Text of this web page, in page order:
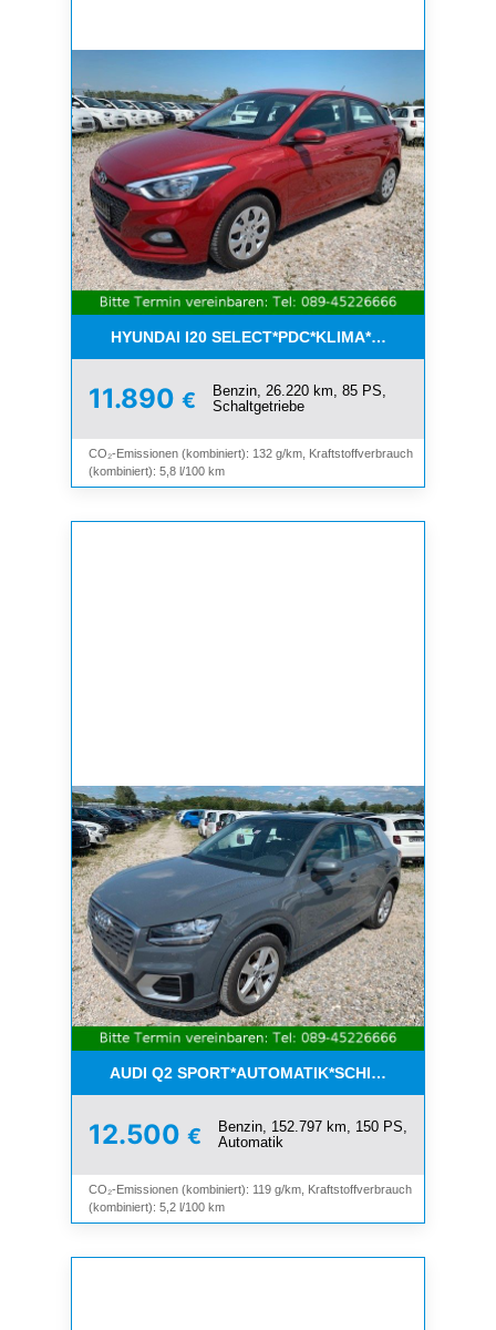
HYUNDAI I20 SELECT*PDC*KLIMA*ESP*8-
11.890 €
Benzin, 26.220 km, 85 PS,
Schaltgetriebe
CO₂-Emissionen (kombiniert): 132 g/km, Kraftstoffverbrauch
(kombiniert): 5,8 l/100 km
AUDI Q2 SPORT*AUTOMATIK*SCHIEBEDACH*8-
12.500 €
Benzin, 152.797 km, 150 PS,
Automatik
CO₂-Emissionen (kombiniert): 119 g/km, Kraftstoffverbrauch
(kombiniert): 5,2 l/100 km